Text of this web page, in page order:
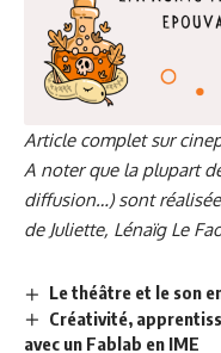
Article complet sur
A noter que la plupart
diffusion…) sont
de Juliette, Lénaïg Le
Le théâtre et le son
Créativité,
avec un Fablab en IME